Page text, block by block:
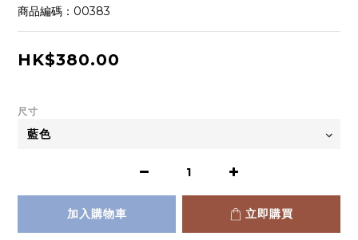
商品編碼：00383
HK$380.00
尺寸
加入購物車 立即購買